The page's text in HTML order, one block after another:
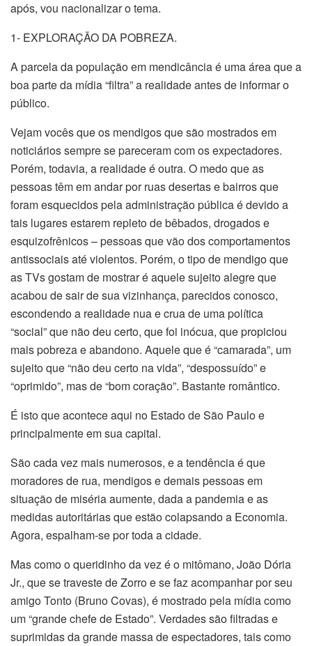
após, vou nacionalizar o tema.
1- EXPLORAÇÃO DA POBREZA.
A parcela da população em mendicância é uma área que a
boa parte da mídia “filtra” a realidade antes de informar o
público.
Vejam vocês que os mendigos que são mostrados em
noticiários sempre se pareceram com os expectadores.
Porém, todavia, a realidade é outra. O medo que as
pessoas têm em andar por ruas desertas e bairros que
foram esquecidos pela administração pública é devido a
tais lugares estarem repleto de bêbados, drogados e
esquizofrênicos – pessoas que vão dos comportamentos
antissociais até violentos. Porém, o tipo de mendigo que
as TVs gostam de mostrar é aquele sujeito alegre que
acabou de sair de sua vizinhança, parecidos conosco,
escondendo a realidade nua e crua de uma política
“social” que não deu certo, que foi inócua, que propiciou
mais pobreza e abandono. Aquele que é “camarada”, um
sujeito que “não deu certo na vida”, “despossuído” e
“oprimido”, mas de “bom coração”. Bastante romântico.
É isto que acontece aqui no Estado de São Paulo e
principalmente em sua capital.
São cada vez mais numerosos, e a tendência é que
moradores de rua, mendigos e demais pessoas em
situação de miséria aumente, dada a pandemia e as
medidas autoritárias que estão colapsando a Economia.
Agora, espalham-se por toda a cidade.
Mas como o queridinho da vez é o mitômano, João Dória
Jr., que se traveste de Zorro e se faz acompanhar por seu
amigo Tonto (Bruno Covas), é mostrado pela mídia como
um “grande chefe de Estado”. Verdades são filtradas e
suprimidas da grande massa de espectadores, tais como